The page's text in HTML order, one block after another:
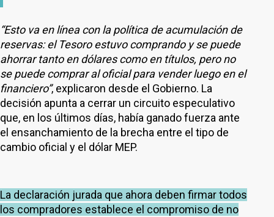
“Esto va en línea con la política de acumulación de
reservas: el Tesoro estuvo comprando y se puede
ahorrar tanto en dólares como en títulos, pero no
se puede comprar al oficial para vender luego en el
financiero”, explicaron desde el Gobierno. La
decisión apunta a cerrar un circuito especulativo
que, en los últimos días, había ganado fuerza ante
el ensanchamiento de la brecha entre el tipo de
cambio oficial y el dólar MEP.
La declaración jurada que ahora deben firmar todos
los compradores establece el compromiso de no